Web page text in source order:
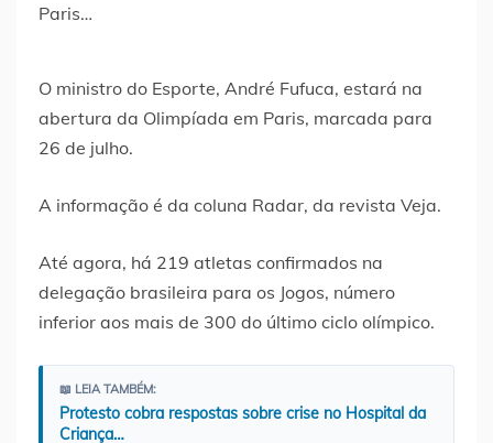
O ministro do Esporte, André Fufuca, estará na
abertura da Olimpíada em Paris, marcada para
26 de julho.
A informação é da coluna Radar, da revista Veja.
Até agora, há 219 atletas confirmados na
delegação brasileira para os Jogos, número
inferior aos mais de 300 do último ciclo olímpico.
📖 LEIA TAMBÉM:
Protesto cobra respostas sobre crise no Hospital da
Criança…